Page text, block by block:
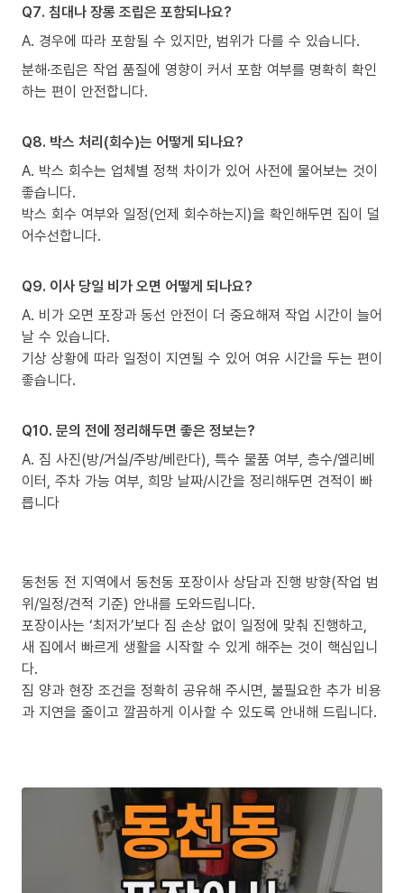
Q7. 침대나 장롱 조립은 포함되나요?
A. 경우에 따라 포함될 수 있지만, 범위가 다를 수 있습니다.
분해·조립은 작업 품질에 영향이 커서 포함 여부를 명확히 확인
하는 편이 안전합니다.
Q8. 박스 처리(회수)는 어떻게 되나요?
A. 박스 회수는 업체별 정책 차이가 있어 사전에 물어보는 것이
좋습니다.
박스 회수 여부와 일정(언제 회수하는지)을 확인해두면 집이 덜
어수선합니다.
Q9. 이사 당일 비가 오면 어떻게 되나요?
A. 비가 오면 포장과 동선 안전이 더 중요해져 작업 시간이 늘어
날 수 있습니다.
기상 상황에 따라 일정이 지연될 수 있어 여유 시간을 두는 편이
좋습니다.
Q10. 문의 전에 정리해두면 좋은 정보는?
A. 짐 사진(방/거실/주방/베란다), 특수 물품 여부, 층수/엘리베
이터, 주차 가능 여부, 희망 날짜/시간을 정리해두면 견적이 빠
릅니다
동천동 전 지역에서 동천동 포장이사 상담과 진행 방향(작업 범
위/일정/견적 기준) 안내를 도와드립니다.
포장이사는 ‘최저가’보다 짐 손상 없이 일정에 맞춰 진행하고,
새 집에서 빠르게 생활을 시작할 수 있게 해주는 것이 핵심입니
다.
짐 양과 현장 조건을 정확히 공유해 주시면, 불필요한 추가 비용
과 지연을 줄이고 깔끔하게 이사할 수 있도록 안내해 드립니다.